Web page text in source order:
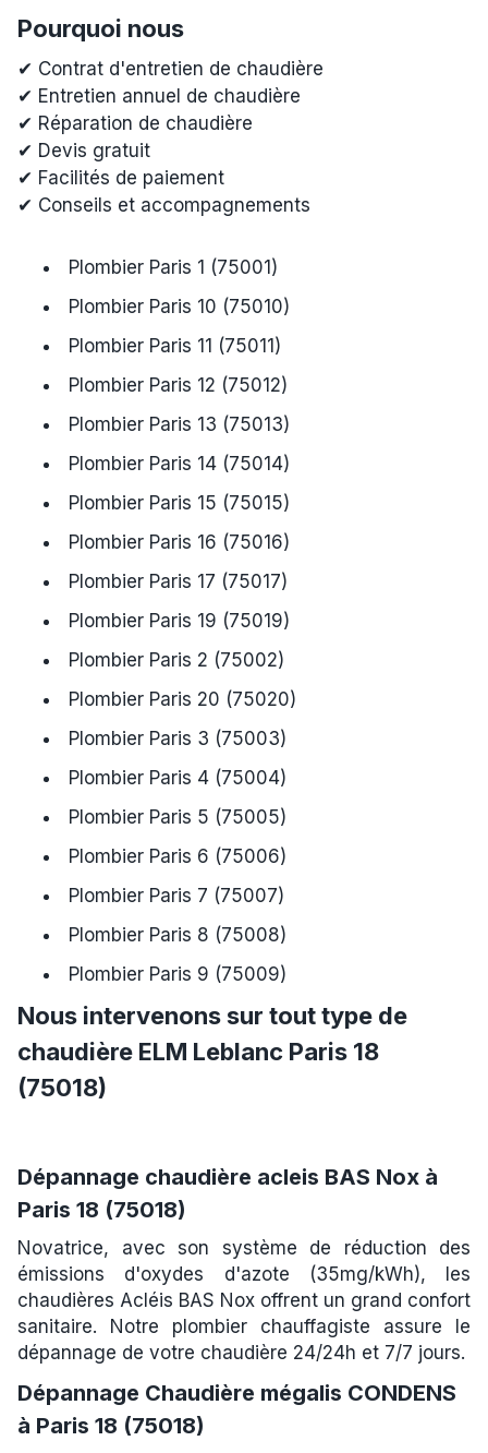
Pourquoi nous
✔ Contrat d'entretien de chaudière
✔ Entretien annuel de chaudière
✔ Réparation de chaudière
✔ Devis gratuit
✔ Facilités de paiement
✔ Conseils et accompagnements
Plombier Paris 1 (75001)
Plombier Paris 10 (75010)
Plombier Paris 11 (75011)
Plombier Paris 12 (75012)
Plombier Paris 13 (75013)
Plombier Paris 14 (75014)
Plombier Paris 15 (75015)
Plombier Paris 16 (75016)
Plombier Paris 17 (75017)
Plombier Paris 19 (75019)
Plombier Paris 2 (75002)
Plombier Paris 20 (75020)
Plombier Paris 3 (75003)
Plombier Paris 4 (75004)
Plombier Paris 5 (75005)
Plombier Paris 6 (75006)
Plombier Paris 7 (75007)
Plombier Paris 8 (75008)
Plombier Paris 9 (75009)
Nous intervenons sur tout type de
chaudière ELM Leblanc Paris 18
(75018)
Dépannage chaudière acleis BAS Nox à
Paris 18 (75018)
Novatrice, avec son système de réduction des
émissions d'oxydes d'azote (35mg/kWh), les
chaudières Acléis BAS Nox offrent un grand confort
sanitaire. Notre plombier chauffagiste assure le
dépannage de votre chaudière 24/24h et 7/7 jours.
Dépannage Chaudière mégalis CONDENS
à Paris 18 (75018)